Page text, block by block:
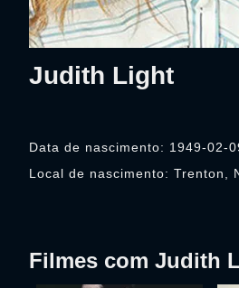
Judith Light
Data de nascimento: 1949-02-
Local de nascimento: Trenton,
Filmes com Judith